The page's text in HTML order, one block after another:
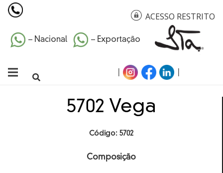
ACESSO RESTRITO
– Nacional – Exportação
5702 Vega
Código: 5702
Composição